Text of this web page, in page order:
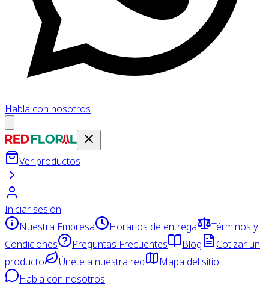
Habla con nosotros
Ver productos
Iniciar sesión
Nuestra Empresa
Horarios de entrega
Términos y
Condiciones
Preguntas Frecuentes Blog
Cotizar un
producto
Únete a nuestra red
Mapa del sitio
Habla con nosotros